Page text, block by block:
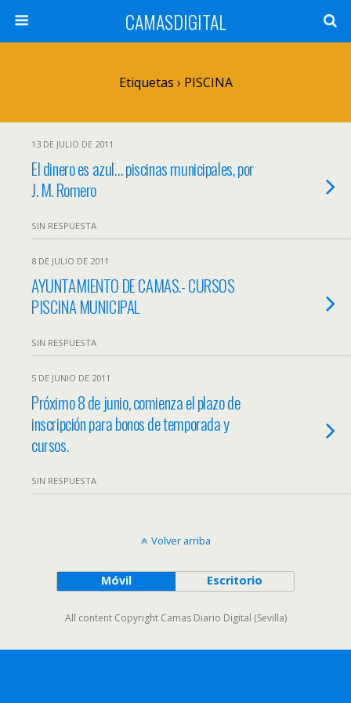
CAMASDIGITAL
Etiquetas › PISCINA
13 DE JULIO DE 2011
El dinero es azul… piscinas municipales, por
J. M. Romero
SIN RESPUESTA
8 DE JULIO DE 2011
AYUNTAMIENTO DE CAMAS.- CURSOS
PISCINA MUNICIPAL
SIN RESPUESTA
5 DE JUNIO DE 2011
Próximo 8 de junio, comienza el plazo de
inscripción para bonos de temporada y
cursos.
SIN RESPUESTA
Volver arriba
Móvil Escritorio
All content Copyright Camas Diario Digital (Sevilla)